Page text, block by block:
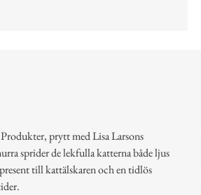
prytt med Lisa Larsons
sprider de lekfulla katterna både ljus
till kattälskaren och en tidlös